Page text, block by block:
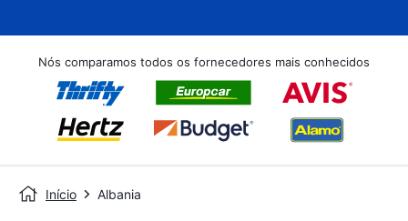
Nós comparamos todos os fornecedores mais conhecidos
Início Albania